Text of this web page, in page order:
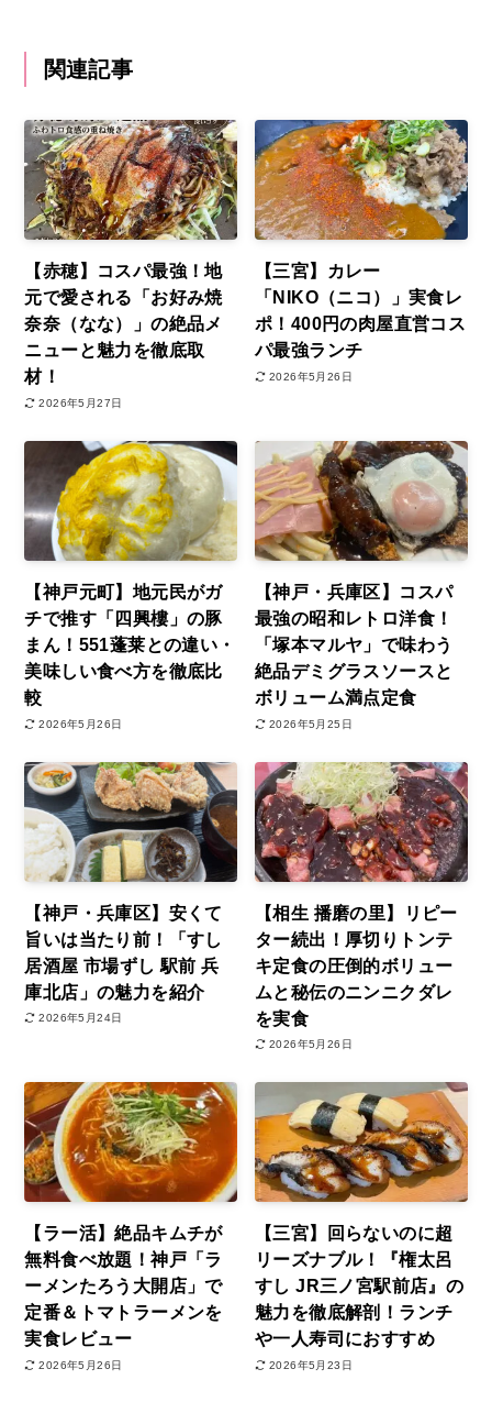
関連記事
【赤穂】コスパ最強！地
元で愛される「お好み焼
奈奈（なな）」の絶品メ
ニューと魅力を徹底取
材！
2026年5月27日
【三宮】カレー
「NIKO（ニコ）」実食レ
ポ！400円の肉屋直営コス
パ最強ランチ
2026年5月26日
【神戸元町】地元民がガ
チで推す「四興樓」の豚
まん！551蓬莱との違い・
美味しい食べ方を徹底比
較
2026年5月26日
【神戸・兵庫区】コスパ
最強の昭和レトロ洋食！
「塚本マルヤ」で味わう
絶品デミグラスソースと
ボリューム満点定食
2026年5月25日
【神戸・兵庫区】安くて
旨いは当たり前！「すし
居酒屋 市場ずし 駅前 兵
庫北店」の魅力を紹介
2026年5月24日
【相生 播磨の里】リピー
ター続出！厚切りトンテ
キ定食の圧倒的ボリュー
ムと秘伝のニンニクダレ
を実食
2026年5月26日
【ラー活】絶品キムチが
無料食べ放題！神戸「ラ
ーメンたろう大開店」で
定番＆トマトラーメンを
実食レビュー
2026年5月26日
【三宮】回らないのに超
リーズナブル！『権太呂
すし JR三ノ宮駅前店』の
魅力を徹底解剖！ランチ
や一人寿司におすすめ
2026年5月23日